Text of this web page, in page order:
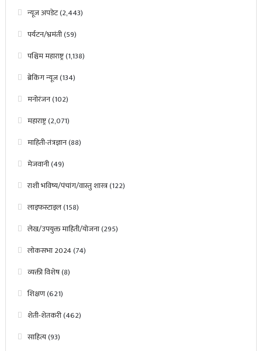
न्यूज अपडेट(2,443)
पर्यटन/भ्रमंती(59)
पश्चिम महाराष्ट्र(1,138)
ब्रेकिंग न्यूज(134)
मनोरंजन(102)
महाराष्ट्र(2,071)
माहिती-तंत्रज्ञान(88)
मेजवानी(49)
राशी भविष्य/पंचांग/वास्तु शास्त्र(122)
लाइफस्टाइल(158)
लेख/उपयुक्त माहिती/योजना(295)
लोकसभा 2024(74)
व्यक्ती विशेष(8)
शिक्षण(621)
शेती-शेतकरी(462)
साहित्य(93)